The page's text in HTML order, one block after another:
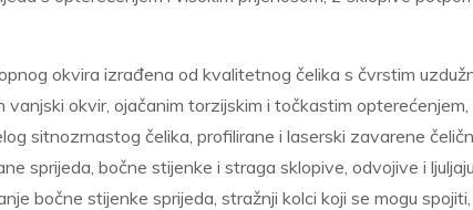
okvira izrađena od kvalitetnog čelika s čvrstim
okvir, ojačanim torzijskim i točkastim opterećenjem,
sitnozrnastog čelika, profilirane i laserski zavarene
sprijeda, bočne stijenke i straga sklopive, odvojive i
bočne stijenke sprijeda, stražnji kolci koji se mogu